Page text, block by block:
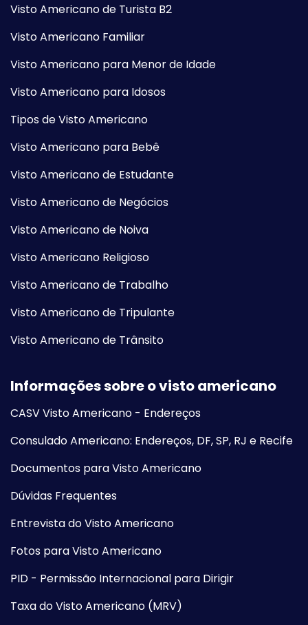
Visto Americano de Turista B2
Visto Americano Familiar
Visto Americano para Menor de Idade
Visto Americano para Idosos
Tipos de Visto Americano
Visto Americano para Bebê
Visto Americano de Estudante
Visto Americano de Negócios
Visto Americano de Noiva
Visto Americano Religioso
Visto Americano de Trabalho
Visto Americano de Tripulante
Visto Americano de Trânsito
Informações sobre o visto americano
CASV Visto Americano - Endereços
Consulado Americano: Endereços, DF, SP, RJ e Recife
Documentos para Visto Americano
Dúvidas Frequentes
Entrevista do Visto Americano
Fotos para Visto Americano
PID - Permissão Internacional para Dirigir
Taxa do Visto Americano (MRV)